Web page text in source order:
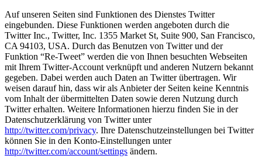
Auf unseren Seiten sind Funktionen des Dienstes Twitter
eingebunden. Diese Funktionen werden angeboten durch die
Twitter Inc., Twitter, Inc. 1355 Market St, Suite 900, San Francisco,
CA 94103, USA. Durch das Benutzen von Twitter und der
Funktion “Re-Tweet” werden die von Ihnen besuchten Webseiten
mit Ihrem Twitter-Account verknüpft und anderen Nutzern bekannt
gegeben. Dabei werden auch Daten an Twitter übertragen. Wir
weisen darauf hin, dass wir als Anbieter der Seiten keine Kenntnis
vom Inhalt der übermittelten Daten sowie deren Nutzung durch
Twitter erhalten. Weitere Informationen hierzu finden Sie in der
Datenschutzerklärung von Twitter unter
http://twitter.com/privacy. Ihre Datenschutzeinstellungen bei Twitter
können Sie in den Konto-Einstellungen unter
http://twitter.com/account/settings ändern.